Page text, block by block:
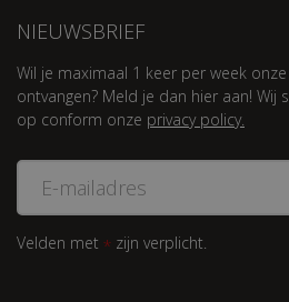
NIEUWSBRIEF
Wil je maximaal 1 keer per week
ontvangen? Meld je dan hier aan! Wij
op conform onze privacy policy.
Velden met * zijn verplicht.